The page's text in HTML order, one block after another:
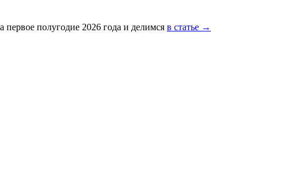
первое полугодие 2026 года и делимся в статье →